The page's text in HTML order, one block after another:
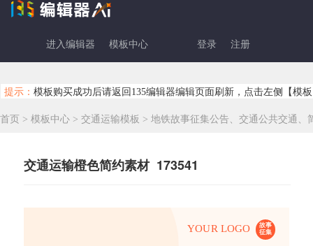
进入编辑器 模板中心 登录 注册
提示： 模板购买成功后请返回135编辑器编辑页面刷新，点击左侧【模
首页 > 模板中心 > 交通运输模板 > 地铁故事征集公告、交通公共交通、
交通运输橙色简约素材 173541
YOUR LOGO 故事
征集